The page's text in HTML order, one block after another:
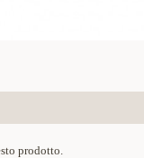
prodotto.